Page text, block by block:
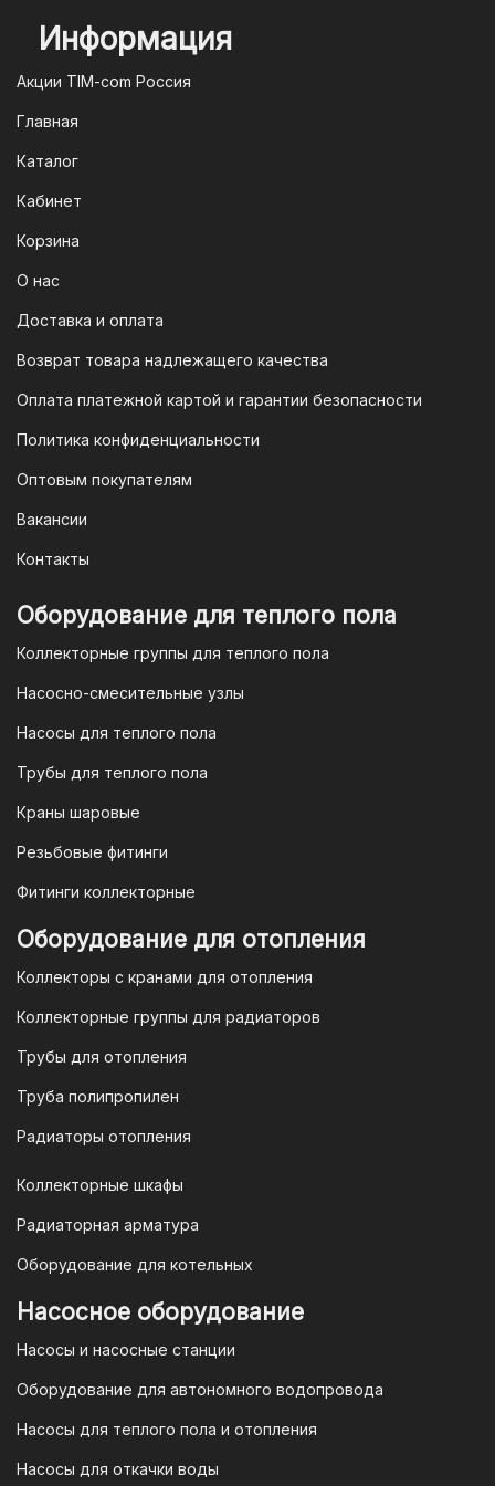
2. Оплата через систему быстрых
платежей (СПБ)
Мы следим за современными
систему быстрых платежей (СПБ).
предоставлен QR-код. Просто
доступен для большинства российских
3. Оплата по QR-коду
— это QR-код. После оформления
заказа мы предоставим вам
уникальный QR-код, который можно
приложении вашего банка. Это быстро,
удобно и безопасно.
юридических лиц
Для наших корпоративных клиентов
мы предлагаем безналичную оплату по
выставим вам счет, который можно
оплатить в течение 3 рабочих дней.
организаций и ИП необходимо
связаться с оптовым отделом
электронную почту
opt@mail.ru
Гарантия и условия гарантии
магазине "TIM-com Россия" Вы можете
быть уверены в том, что мы действуем
в рамках действующего
Законодательства Российской
Федерации и Ваши права, как
Информация
Акции TIM-com Россия
Главная
Каталог
Кабинет
Корзина
О нас
Доставка и оплата
Возврат товара надлежащего качества
Оплата платежной картой и гарантии безопасности
Политика конфиденциальности
Оптовым покупателям
Вакансии
Контакты
Оборудование для теплого пола
Коллекторные группы для теплого пола
Насосно-смесительные узлы
Насосы для теплого пола
Трубы для теплого пола
Краны шаровые
Резьбовые фитинги
Фитинги коллекторные
Оборудование для отопления
Коллекторы с кранами для отопления
Коллекторные группы для радиаторов
Трубы для отопления
Труба полипропилен
Радиаторы отопления
Коллекторные шкафы
Радиаторная арматура
Оборудование для котельных
Насосное оборудование
Насосы и насосные станции
Оборудование для автономного водопровода
Насосы для теплого пола и отопления
Насосы для откачки воды